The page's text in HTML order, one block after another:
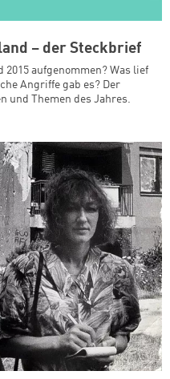
– der Steckbrief
aufgenommen? Was lief
Angriffe gab es? Der
und Themen des Jahres.